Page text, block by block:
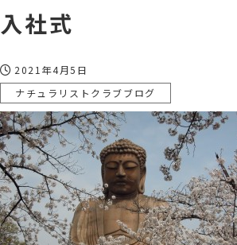
入社式
2021年4月5日
ナチュラリストクラブブログ